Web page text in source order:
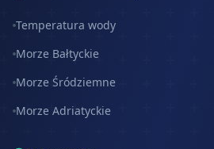
Temperatura wody
Morze Bałtyckie
Morze Śródziemne
Morze Adriatyckie